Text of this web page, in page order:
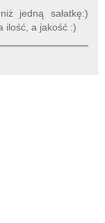
jedną sałatkę:)
ilość, a jakość :)